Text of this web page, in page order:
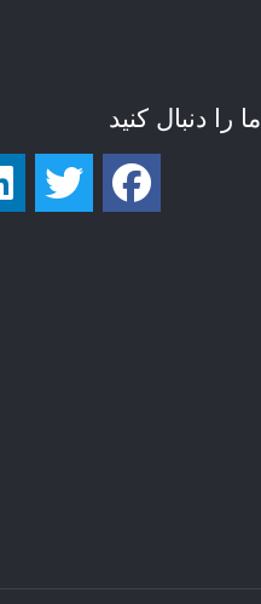
ما را دنبال کنید